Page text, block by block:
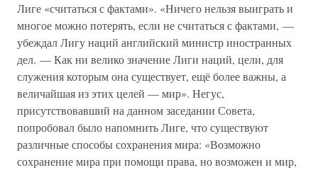
Лиге «считаться с фактами». «Ничего нельзя выиграть и
многое можно потерять, если не считаться с фактами, —
убеждал Лигу наций английский министр иностранных
дел. — Как ни велико значение Лиги наций, цели, для
служения которым она существует, ещё более важны, а
величайшая из этих целей — мир». Негус,
присутствовавший на данном заседании Совета,
попробовал было напомнить Лиге, что существуют
различные способы сохранения мира: «Возможно
сохранение мира при помощи права, но возможен и мир,